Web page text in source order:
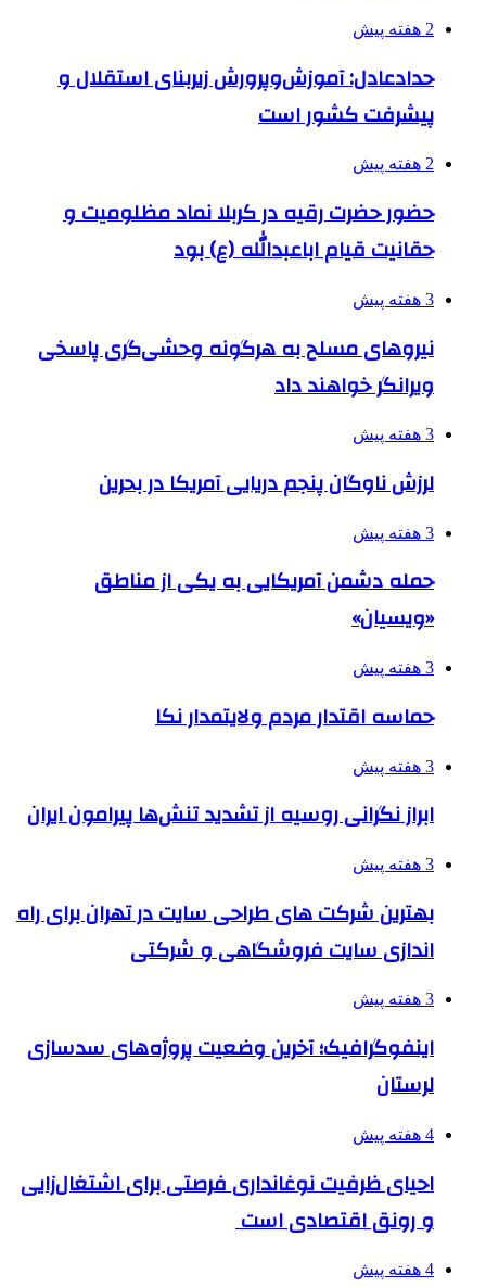
2 هفته پیش
حدادعادل: آموزش‌وپرورش زیربنای استقلال و
پیشرفت کشور است
2 هفته پیش
حضور حضرت رقیه در کربلا نماد مظلومیت و
حقانیت قیام اباعبدالله (ع) بود
3 هفته پیش
نیروهای مسلح به هرگونه وحشی‌گری پاسخی
ویرانگر خواهند داد
3 هفته پیش
لرزش ناوگان پنجم دریایی آمریکا در بحرین
3 هفته پیش
حمله دشمن آمریکایی به یکی از مناطق
«ویسیان»
3 هفته پیش
حماسه اقتدار مردم ولایتمدار نکا
3 هفته پیش
ابراز نگرانی روسیه از تشدید تنش‌ها پیرامون ایران
3 هفته پیش
بهترین شرکت های طراحی سایت در تهران برای راه
اندازی سایت فروشگاهی و شرکتی
3 هفته پیش
اینفوگرافیک؛ آخرین وضعیت پروژه‌های سدسازی
لرستان
4 هفته پیش
احیای ظرفیت نوغانداری فرصتی برای اشتغال‌زایی
و رونق اقتصادی است
4 هفته پیش